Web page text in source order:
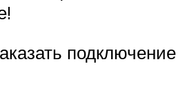
подключение